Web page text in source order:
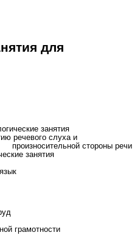
для
занятия
речевого слуха и
стороны речи
занятия
грамотности